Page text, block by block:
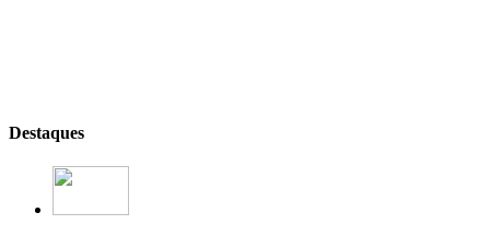
Destaques